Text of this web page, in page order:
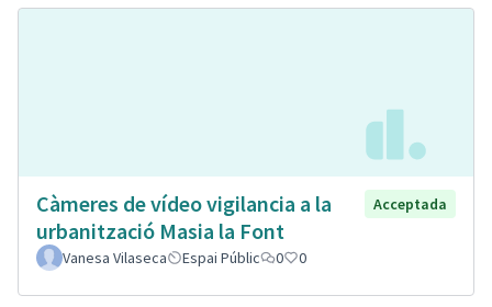
Càmeres de vídeo vigilancia a la
urbanització Masia la Font
Acceptada
Vanesa Vilaseca Espai Públic 0 0